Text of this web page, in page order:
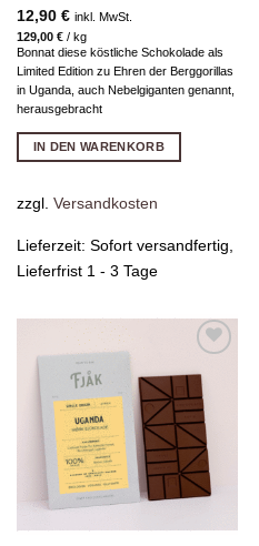
12,90 € inkl. MwSt.
129,00 €/ kg
Bonnat diese köstliche Schokolade als
Limited Edition zu Ehren der Berggorillas
in Uganda, auch Nebelgiganten genannt,
herausgebracht
IN DEN WARENKORB
zzgl. Versandkosten
Lieferzeit: Sofort versandfertig,
Lieferfrist 1 - 3 Tage
Wunschliste
hinzufügen